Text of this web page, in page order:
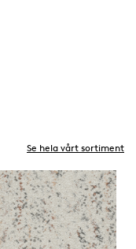
Se hela vårt sortiment